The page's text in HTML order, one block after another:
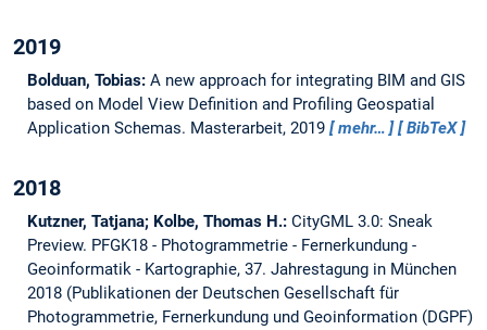
2019
Bolduan, Tobias: A new approach for integrating BIM and GIS
based on Model View Definition and Profiling Geospatial
Application Schemas. Masterarbeit, 2019 mehr… BibTeX
2018
Kutzner, Tatjana; Kolbe, Thomas H.: CityGML 3.0: Sneak
Preview. PFGK18 - Photogrammetrie - Fernerkundung -
Geoinformatik - Kartographie, 37. Jahrestagung in München
2018 (Publikationen der Deutschen Gesellschaft für
Photogrammetrie, Fernerkundung und Geoinformation (DGPF)